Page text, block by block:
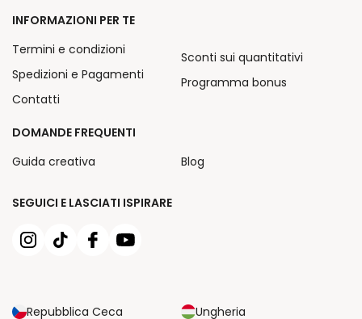
SEGUICI E LASCIATI ISPIRARE
Repubblica Ceca Ungheria
INFORMAZIONI PER TE
Termini e condizioni
Spedizioni e Pagamenti
Contatti
Sconti sui quantitativi
Programma bonus
DOMANDE FREQUENTI
Guida creativa
Blog